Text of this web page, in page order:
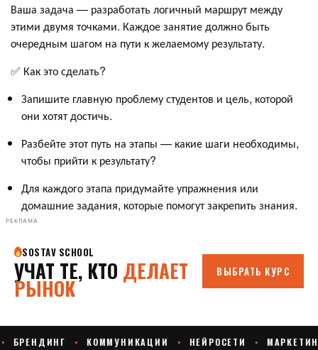
Ваша задача — разработать логичный маршрут между
этими двумя точками. Каждое занятие должно быть
очередным шагом на пути к желаемому результату.
✅ Как это сделать?
Запишите главную проблему студентов и цель, которой
они хотят достичь.
Разбейте этот путь на этапы — какие шаги необходимы,
чтобы прийти к результату?
Для каждого этапа придумайте упражнения или
домашние задания, которые помогут закрепить знания.
РЕКЛАМА